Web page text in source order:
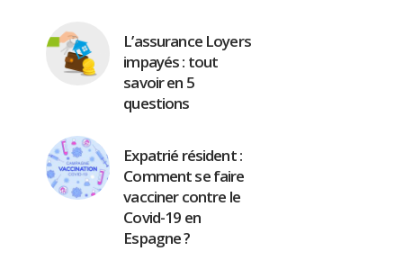
L’assurance Loyers
impayés : tout
savoir en 5
questions
Expatrié résident :
Comment se faire
vacciner contre le
Covid-19 en
Espagne ?